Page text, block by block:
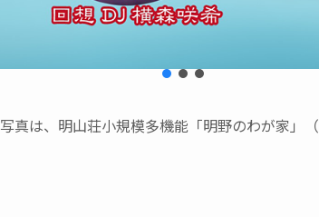
写真は、明山荘小規模多機能「明野のわが家」